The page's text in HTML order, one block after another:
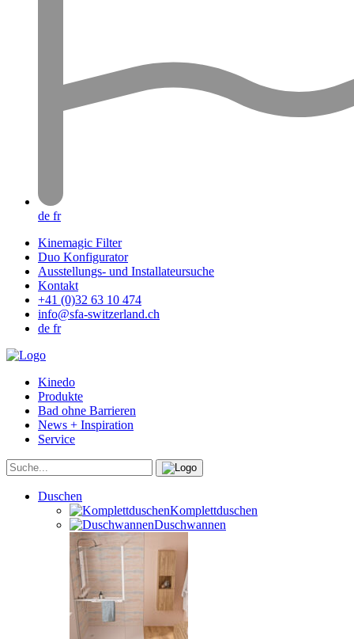
de fr
Kinemagic Filter
Duo Konfigurator
Ausstellungs- und Installateursuche
Kontakt
+41 (0)32 63 10 474
info@sfa-switzerland.ch
de fr
Kinedo
Produkte
Bad ohne Barrieren
News + Inspiration
Service
Duschen
Komplettduschen
Duschwannen